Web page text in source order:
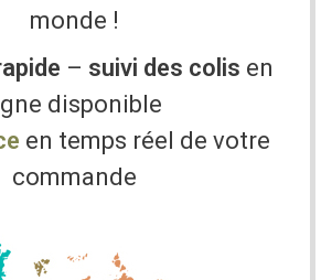
monde !
– suivi des colis en
disponible
en temps réel de votre
commande